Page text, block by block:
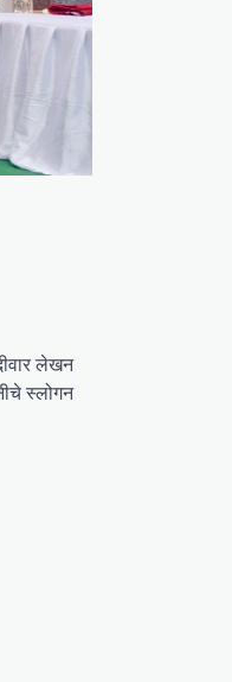
लेखन
स्लोगन